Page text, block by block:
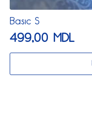
Basic S
499,00 MDL